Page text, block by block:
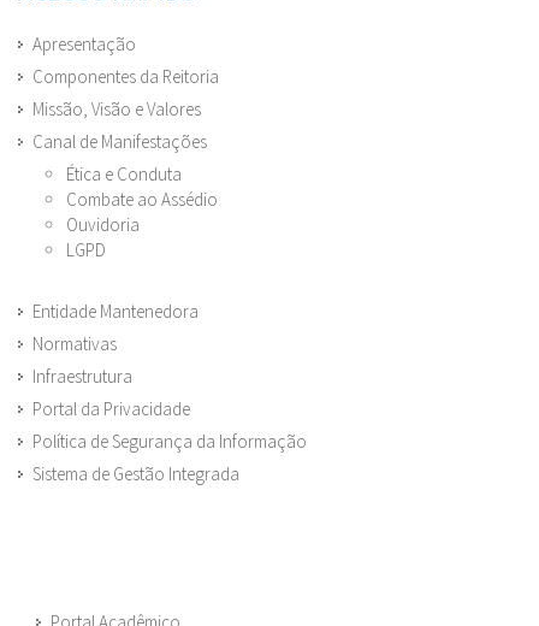
Apresentação
Componentes da Reitoria
Missão, Visão e Valores
Canal de Manifestações
Ética e Conduta
Combate ao Assédio
Ouvidoria
LGPD
Entidade Mantenedora
Normativas
Infraestrutura
Portal da Privacidade
Política de Segurança da Informação
Sistema de Gestão Integrada